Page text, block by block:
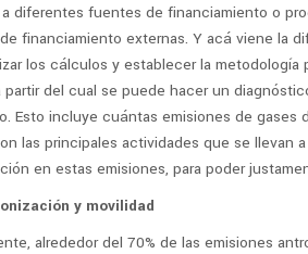
diferentes fuentes de financiamiento o
financiamiento externas. Y acá viene la
los cálculos y establecer la
partir del cual se puede hacer un
Esto incluye cuántas emisiones de
las principales actividades que se llevan
en estas emisiones, para poder
y movilidad
alrededor del 70% de las emisiones